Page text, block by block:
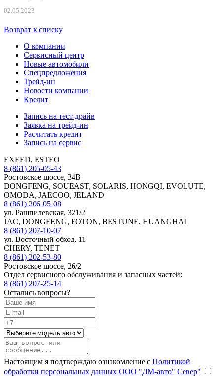
02.05.2023
Возврат к списку
О компании
Сервисный центр
Новые автомобили
Cпецпредложения
Трейд-ин
Новости компании
Кредит
Запись на тест-драйв
Заявка на трейд-ин
Расчитать кредит
Запись на сервис
EXEED, ESTEO
8 (861) 205-05-43
Ростовское шоссе, 34В
DONGFENG, SOUEAST, SOLARIS, HONGQI, EVOLUTE,
OMODA, JAECOO, JELAND
8 (861) 206-05-08
ул. Рашпилевская, 321/2
JAC, DONGFENG, FOTON, BESTUNE, HUANGHAI
8 (861) 207-10-07
ул. Восточный обход, 11
CHERY, TENET
8 (861) 202-53-80
Ростовское шоссе, 26/2
Отдел сервисного обслуживания и запасных частей:
8 (861) 207-25-14
Остались вопросы?
Настоящим я подтверждаю ознакомление с Политикой
обработки персональных данных ООО "ДМ-авто" Север"